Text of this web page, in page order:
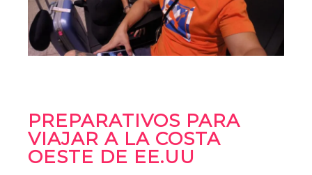
PREPARATIVOS PARA
VIAJAR A LA COSTA
OESTE DE EE.UU